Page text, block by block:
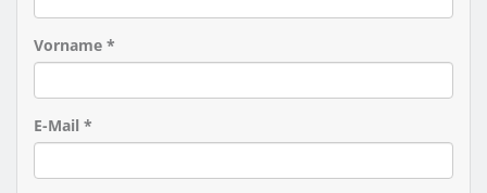
Vorname *
E-Mail *